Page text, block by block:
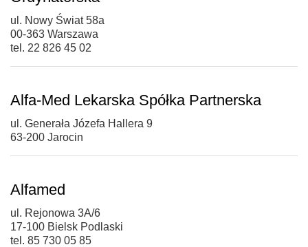
ul. Nowy Świat 58a
00-363 Warszawa
tel. 22 826 45 02
Alfa-Med Lekarska Spółka Partnerska
ul. Generała Józefa Hallera 9
63-200 Jarocin
Alfamed
ul. Rejonowa 3A/6
17-100 Bielsk Podlaski
tel. 85 730 05 85